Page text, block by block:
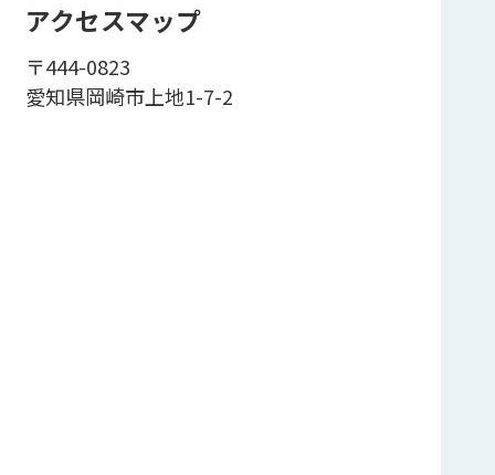
アクセスマップ
〒444-0823
愛知県岡崎市上地1-7-2